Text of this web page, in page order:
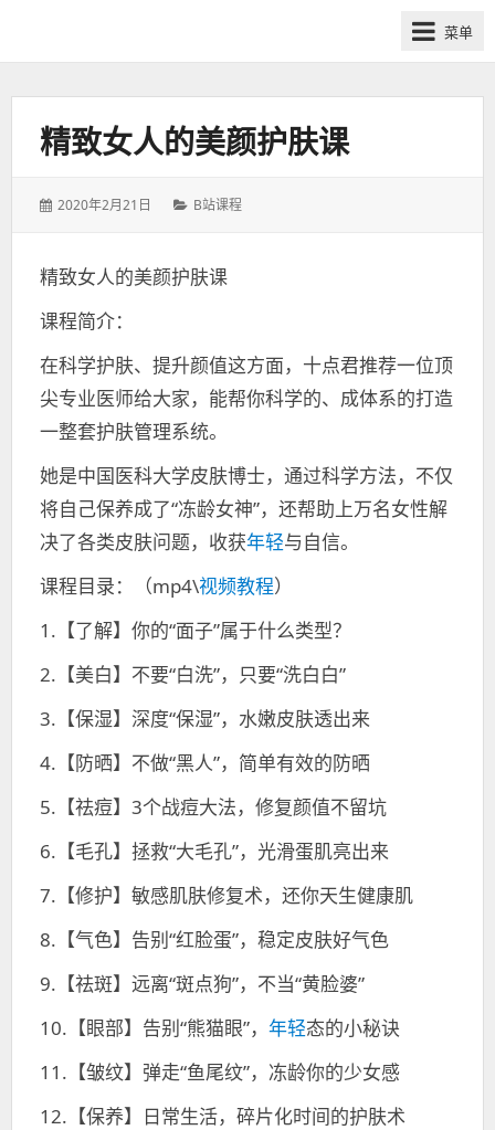
筹
群-
菜单
精致女人的美颜护肤课
发
2020年2月21日
分
B站课程
精致女人的美颜护肤课
课程简介：
在科学护肤、提升颜值这方面，十点君推荐一位顶
尖专业医师给大家，能帮你科学的、成体系的打造
一整套护肤管理系统。
她是中国医科大学皮肤博士，通过科学方法，不仅
将自己保养成了“冻龄女神”，还帮助上万名女性解
决了各类皮肤问题，收获年轻与自信。
课程目录：（mp4\视频教程）
1.【了解】你的“面子”属于什么类型？
2.【美白】不要“白洗”，只要“洗白白”
3.【保湿】深度“保湿”，水嫩皮肤透出来
4.【防晒】不做“黑人”，简单有效的防晒
5.【祛痘】3个战痘大法，修复颜值不留坑
6.【毛孔】拯救“大毛孔”，光滑蛋肌亮出来
7.【修护】敏感肌肤修复术，还你天生健康肌
8.【气色】告别“红脸蛋”，稳定皮肤好气色
9.【祛斑】远离“斑点狗”，不当“黄脸婆”
10.【眼部】告别“熊猫眼”， 年轻态的小秘诀
11.【皱纹】弹走“鱼尾纹”，冻龄你的少女感
12.【保养】日常生活，碎片化时间的护肤术